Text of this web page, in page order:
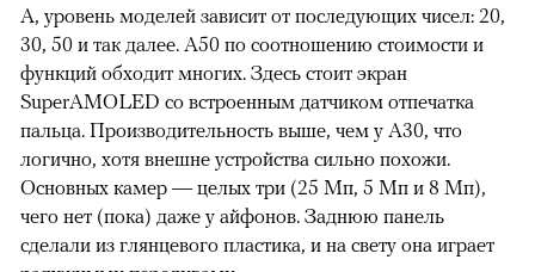
А, уровень моделей зависит от последующих чисел: 20,
30, 50 и так далее. А50 по соотношению стоимости и
функций обходит многих. Здесь стоит экран
SuperAMOLED со встроенным датчиком отпечатка
пальца. Производительность выше, чем у А30, что
логично, хотя внешне устройства сильно похожи.
Основных камер — целых три (25 Мп, 5 Мп и 8 Мп),
чего нет (пока) даже у айфонов. Заднюю панель
сделали из глянцевого пластика, и на свету она играет